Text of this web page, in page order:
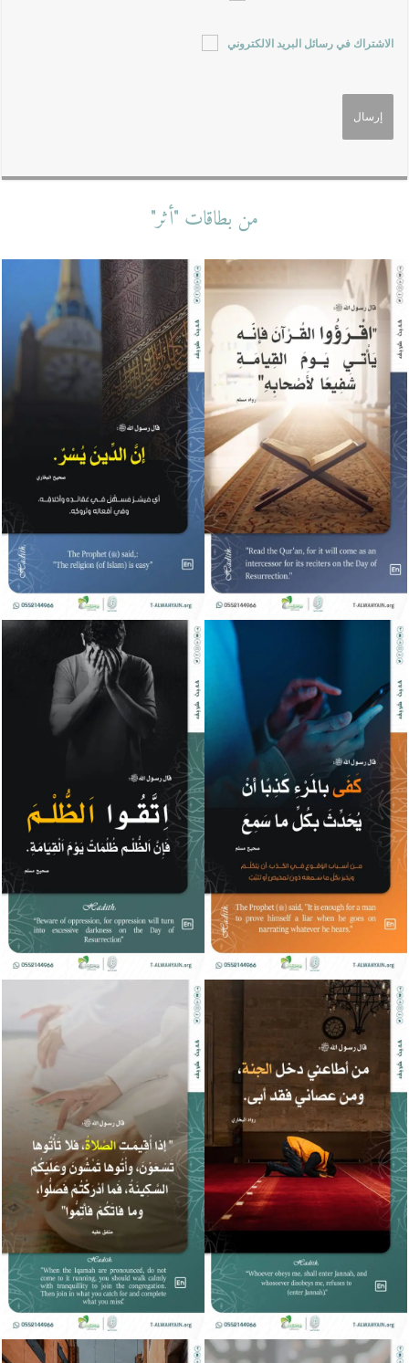
الاشتراك في رسائل البريد الالكتروني
من بطاقات "أثر"